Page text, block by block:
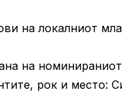
на локалниот
на номинираниот
рок и место: